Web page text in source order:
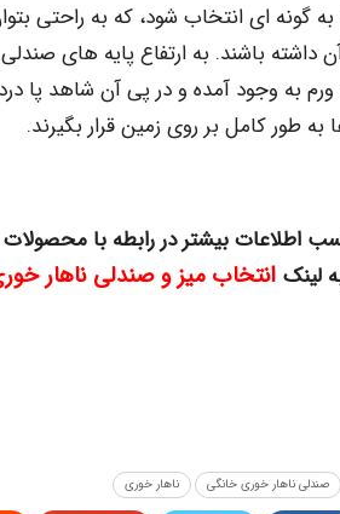
به گونه ای انتخاب شود، که به راحتی
داشته باشند. به ارتفاع پایه های
ورم به وجود آمده و در پی آن شاهد پا
به طور کامل بر روی زمین قرار بگیرند.
اطلاعات بیشتر در رابطه با محصولات
لینک انتخاب میز و صندلی ناهار
صندلی ناهار خوری خانگی ناهار خوری